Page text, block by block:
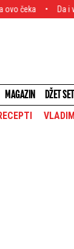
vama komšije
MAGAZIN DŽET SET